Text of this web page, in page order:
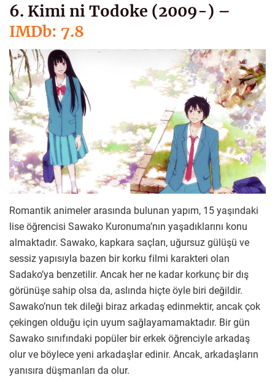
6. Kimi ni Todoke (2009-) –
IMDb: 7.8
Romantik animeler arasında bulunan yapım, 15 yaşındaki
lise öğrencisi Sawako Kuronuma’nın yaşadıklarını konu
almaktadır. Sawako, kapkara saçları, uğursuz gülüşü ve
sessiz yapısıyla bazen bir korku filmi karakteri olan
Sadako’ya benzetilir. Ancak her ne kadar korkunç bir dış
görünüşe sahip olsa da, aslında hiçte öyle biri değildir.
Sawako’nun tek dileği biraz arkadaş edinmektir, ancak çok
çekingen olduğu için uyum sağlayamamaktadır. Bir gün
Sawako sınıfındaki popüler bir erkek öğrenciyle arkadaş
olur ve böylece yeni arkadaşlar edinir. Ancak, arkadaşların
yanısıra düşmanları da olur.